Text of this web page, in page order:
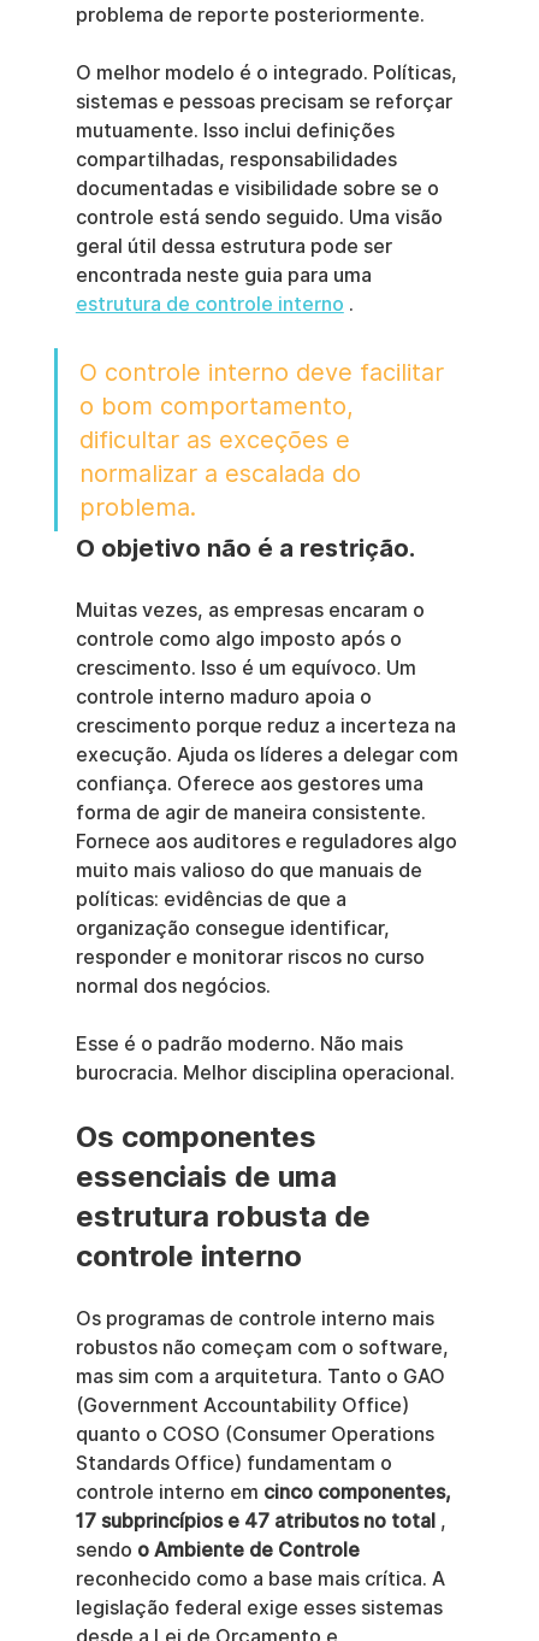
problema de reporte posteriormente.
O melhor modelo é o integrado. Políticas,
sistemas e pessoas precisam se reforçar
mutuamente. Isso inclui definições
compartilhadas, responsabilidades
documentadas e visibilidade sobre se o
controle está sendo seguido. Uma visão
geral útil dessa estrutura pode ser
encontrada neste guia para uma
estrutura de controle interno .
O controle interno deve facilitar
o bom comportamento,
dificultar as exceções e
normalizar a escalada do
problema.
O objetivo não é a restrição.
Muitas vezes, as empresas encaram o
controle como algo imposto após o
crescimento. Isso é um equívoco. Um
controle interno maduro apoia o
crescimento porque reduz a incerteza na
execução. Ajuda os líderes a delegar com
confiança. Oferece aos gestores uma
forma de agir de maneira consistente.
Fornece aos auditores e reguladores algo
muito mais valioso do que manuais de
políticas: evidências de que a
organização consegue identificar,
responder e monitorar riscos no curso
normal dos negócios.
Esse é o padrão moderno. Não mais
burocracia. Melhor disciplina operacional.
Os componentes
essenciais de uma
estrutura robusta de
controle interno
Os programas de controle interno mais
robustos não começam com o software,
mas sim com a arquitetura. Tanto o GAO
(Government Accountability Office)
quanto o COSO (Consumer Operations
Standards Office) fundamentam o
controle interno em cinco componentes,
17 subprincípios e 47 atributos no total ,
sendo o Ambiente de Controle
reconhecido como a base mais crítica. A
legislação federal exige esses sistemas